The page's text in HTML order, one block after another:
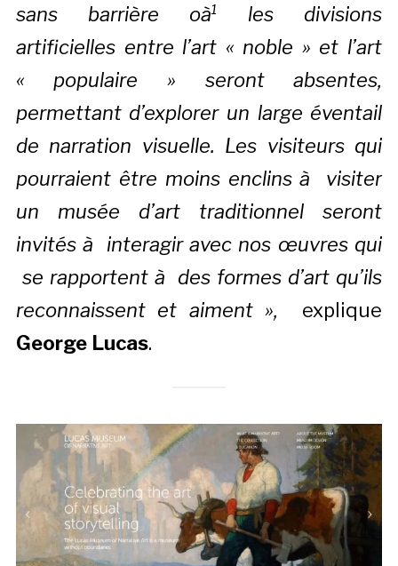
sans barrière oà¹ les divisions
artificielles entre l’art « noble » et l’art
« populaire » seront absentes,
permettant d’explorer un large éventail
de narration visuelle. Les visiteurs qui
pourraient être moins enclins à visiter
un musée d’art traditionnel seront
invités à interagir avec nos œuvres qui
se rapportent à des formes d’art qu’ils
reconnaissent et aiment », explique
George Lucas.